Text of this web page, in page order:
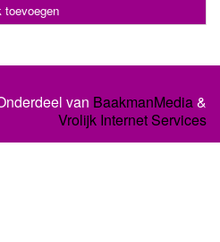
toevoegen
van BaakmanMedia&
Vrolijk Internet Services